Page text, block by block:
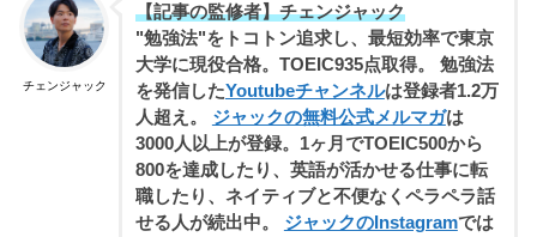
チェンジャック
【記事の監修者】チェンジャック
"勉強法"をトコトン追求し、最短効率で東京
大学に現役合格。TOEIC935点取得。 勉強法
を発信したYoutubeチャンネルは登録者1.2万
人超え。 ジャックの無料公式メルマガは
3000人以上が登録。1ヶ月でTOEIC500から
800を達成したり、英語が活かせる仕事に転
職したり、ネイティブと不便なくペラペラ話
せる人が続出中。 ジャックのInstagramでは